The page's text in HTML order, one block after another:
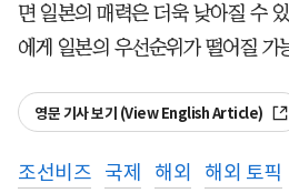
면 일본의 매력은 더욱 낮아질 수
에게 일본의 우선순위가 떨어질 가
영문 기사 보기 (View English Article)
조선비즈 국제 해외 해외 토픽